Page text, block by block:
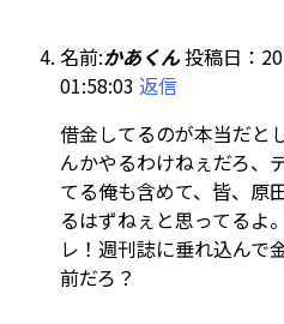
名前:かあくん投稿日：
01:58:03 返信
借金してるのが本当だと
んかやるわけねぇだろ、
てる俺も含めて、皆、原
るはずねぇと思ってるよ
レ！週刊誌に垂れ込んで
前だろ？